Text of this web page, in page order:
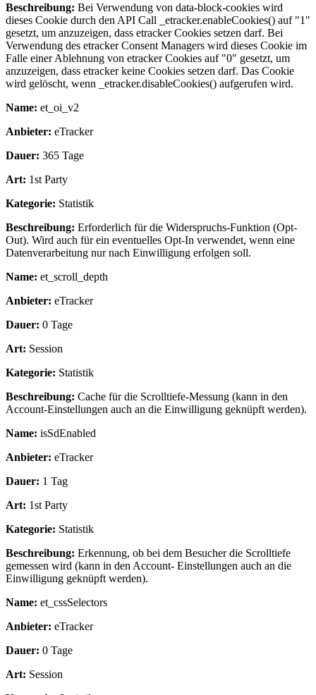
Beschreibung: Bei Verwendung von data-block-cookies wird
dieses Cookie durch den API Call _etracker.enableCookies() auf "1"
gesetzt, um anzuzeigen, dass etracker Cookies setzen darf. Bei
Verwendung des etracker Consent Managers wird dieses Cookie im
Falle einer Ablehnung von etracker Cookies auf "0" gesetzt, um
anzuzeigen, dass etracker keine Cookies setzen darf. Das Cookie
wird gelöscht, wenn _etracker.disableCookies() aufgerufen wird.
Name: et_oi_v2
Anbieter: eTracker
Dauer: 365 Tage
Art: 1st Party
Kategorie: Statistik
Beschreibung: Erforderlich für die Widerspruchs-Funktion (Opt-
Out). Wird auch für ein eventuelles Opt-In verwendet, wenn eine
Datenverarbeitung nur nach Einwilligung erfolgen soll.
Name: et_scroll_depth
Anbieter: eTracker
Dauer: 0 Tage
Art: Session
Kategorie: Statistik
Beschreibung: Cache für die Scrolltiefe-Messung (kann in den
Account-Einstellungen auch an die Einwilligung geknüpft werden).
Name: isSdEnabled
Anbieter: eTracker
Dauer: 1 Tag
Art: 1st Party
Kategorie: Statistik
Beschreibung: Erkennung, ob bei dem Besucher die Scrolltiefe
gemessen wird (kann in den Account- Einstellungen auch an die
Einwilligung geknüpft werden).
Name: et_cssSelectors
Anbieter: eTracker
Dauer: 0 Tage
Art: Session